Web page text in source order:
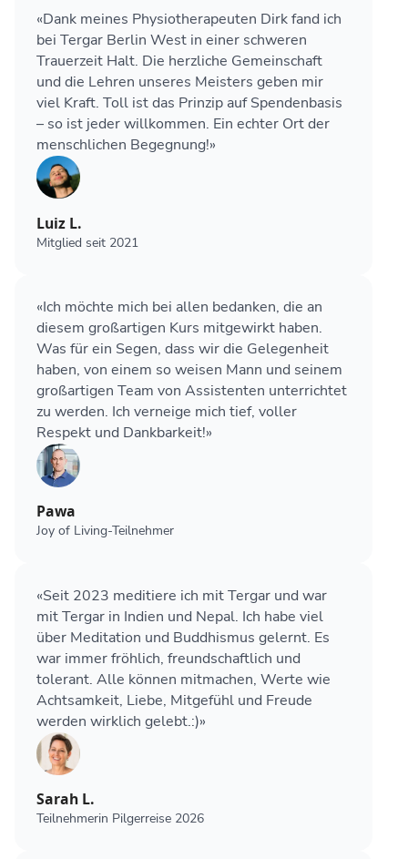
«Dank meines Physiotherapeuten Dirk fand ich
bei Tergar Berlin West in einer schweren
Trauerzeit Halt. Die herzliche Gemeinschaft
und die Lehren unseres Meisters geben mir
viel Kraft. Toll ist das Prinzip auf Spendenbasis
– so ist jeder willkommen. Ein echter Ort der
menschlichen Begegnung!»
Luiz L.
Mitglied seit 2021
«Ich möchte mich bei allen bedanken, die an
diesem großartigen Kurs mitgewirkt haben.
Was für ein Segen, dass wir die Gelegenheit
haben, von einem so weisen Mann und seinem
großartigen Team von Assistenten unterrichtet
zu werden. Ich verneige mich tief, voller
Respekt und Dankbarkeit!»
Pawa
Joy of Living-Teilnehmer
«Seit 2023 meditiere ich mit Tergar und war
mit Tergar in Indien und Nepal. Ich habe viel
über Meditation und Buddhismus gelernt. Es
war immer fröhlich, freundschaftlich und
tolerant. Alle können mitmachen, Werte wie
Achtsamkeit, Liebe, Mitgefühl und Freude
werden wirklich gelebt.:)»
Sarah L.
Teilnehmerin Pilgerreise 2026